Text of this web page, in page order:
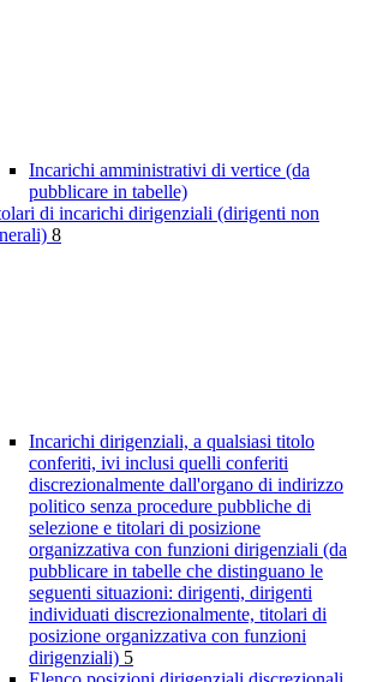
Incarichi amministrativi di vertice (da
pubblicare in tabelle)
di incarichi dirigenziali (dirigenti non
8
Incarichi dirigenziali, a qualsiasi titolo
conferiti, ivi inclusi quelli conferiti
discrezionalmente dall'organo di indirizzo
politico senza procedure pubbliche di
selezione e titolari di posizione
organizzativa con funzioni dirigenziali (da
pubblicare in tabelle che distinguano le
seguenti situazioni: dirigenti, dirigenti
individuati discrezionalmente, titolari di
posizione organizzativa con funzioni
dirigenziali) 5